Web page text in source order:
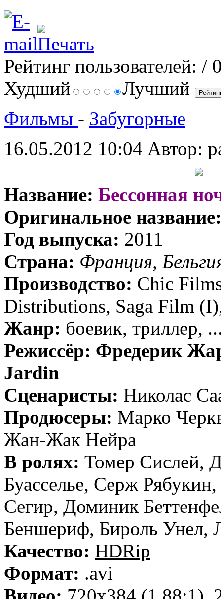
Рейтинг пользователей: /
Худший
Лучший
Фильмы - Забугорные
16.05.2012 10:04 Автор:
Название: Бессонная
Оригинальное название:
Год выпуска: 2011
Страна: Франция,
Производство: Chic
Distributions, Saga Film
Жанр: боевик, триллер,
Режиссёр: Фредерик
Jardin
Сценаристы: Николас
Продюсеры: Марко
Жан-Жак Нейра
В ролях: Томер Сислей,
Буасселье, Серж
Сегир, Доминик
Беншериф, Бироль Унел,
Качество: HDRip
Формат: .avi